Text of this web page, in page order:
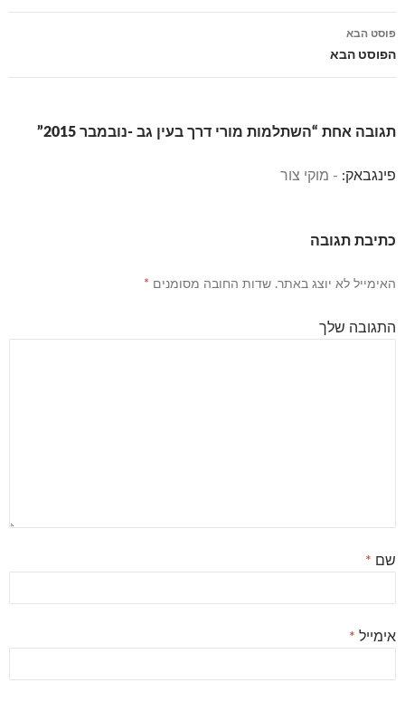
פוסטים
פוסט הבא
הפוסט הבא
תגובה אחת “השתלמות מורי דרך בעין גב -נובמבר 2015”
פינגבאק: - מוקי צור
כתיבת תגובה
האימייל לא יוצג באתר. שדות החובה מסומנים *
התגובה שלך
שם *
אימייל *